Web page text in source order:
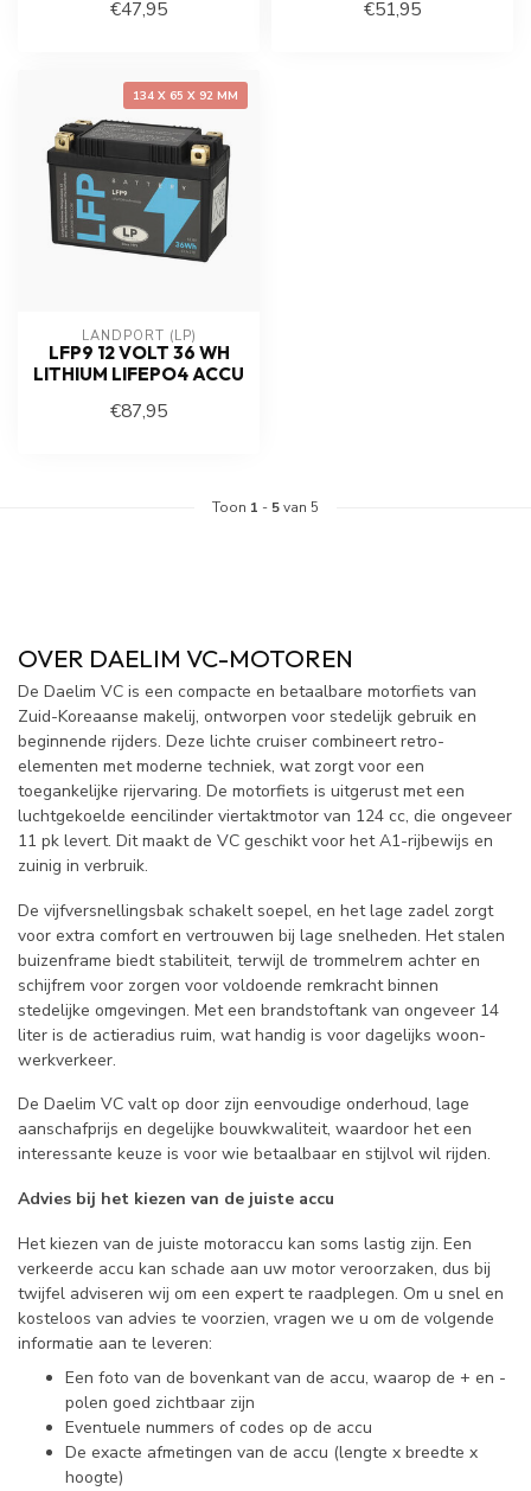
€47,95 €51,95
134 X 65 X 92 MM
LANDPORT (LP)
LFP9 12 VOLT 36 WH
LITHIUM LIFEPO4 ACCU
€87,95
Toon 1 - 5van 5
OVER DAELIM VC-MOTOREN
De Daelim VC is een compacte en betaalbare motorfiets van
Zuid-Koreaanse makelij, ontworpen voor stedelijk gebruik en
beginnende rijders. Deze lichte cruiser combineert retro-
elementen met moderne techniek, wat zorgt voor een
toegankelijke rijervaring. De motorfiets is uitgerust met een
luchtgekoelde eencilinder viertaktmotor van 124 cc, die ongeveer
11 pk levert. Dit maakt de VC geschikt voor het A1-rijbewijs en
zuinig in verbruik.
De vijfversnellingsbak schakelt soepel, en het lage zadel zorgt
voor extra comfort en vertrouwen bij lage snelheden. Het stalen
buizenframe biedt stabiliteit, terwijl de trommelrem achter en
schijfrem voor zorgen voor voldoende remkracht binnen
stedelijke omgevingen. Met een brandstoftank van ongeveer 14
liter is de actieradius ruim, wat handig is voor dagelijks woon-
werkverkeer.
De Daelim VC valt op door zijn eenvoudige onderhoud, lage
aanschafprijs en degelijke bouwkwaliteit, waardoor het een
interessante keuze is voor wie betaalbaar en stijlvol wil rijden.
Advies bij het kiezen van de juiste accu
Het kiezen van de juiste motoraccu kan soms lastig zijn. Een
verkeerde accu kan schade aan uw motor veroorzaken, dus bij
twijfel adviseren wij om een expert te raadplegen. Om u snel en
kosteloos van advies te voorzien, vragen we u om de volgende
informatie aan te leveren:
Een foto van de bovenkant van de accu, waarop de + en -
polen goed zichtbaar zijn
Eventuele nummers of codes op de accu
De exacte afmetingen van de accu (lengte x breedte x
hoogte)